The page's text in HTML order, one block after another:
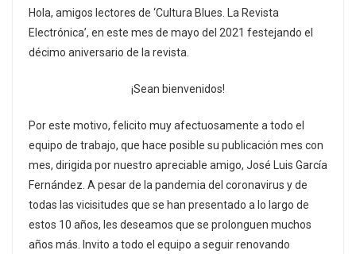
Hola, amigos lectores de ‘Cultura Blues. La Revista
Electrónica’, en este mes de mayo del 2021 festejando el
décimo aniversario de la revista.
¡Sean bienvenidos!
Por este motivo, felicito muy afectuosamente a todo el
equipo de trabajo, que hace posible su publicación mes con
mes, dirigida por nuestro apreciable amigo, José Luis García
Fernández. A pesar de la pandemia del coronavirus y de
todas las vicisitudes que se han presentado a lo largo de
estos 10 años, les deseamos que se prolonguen muchos
años más. Invito a todo el equipo a seguir renovando